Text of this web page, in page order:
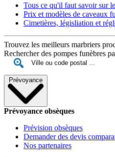
Tous ce qu'il faut savoir sur
Prix et modèles de caveaux
Cimetières, législiation et
Trouvez les meilleurs marbriers
Rechercher des pompes funèbres
Prévoyance
Prévoyance obsèques
Prévision obsèques
Demander des devis
Nos partenaires